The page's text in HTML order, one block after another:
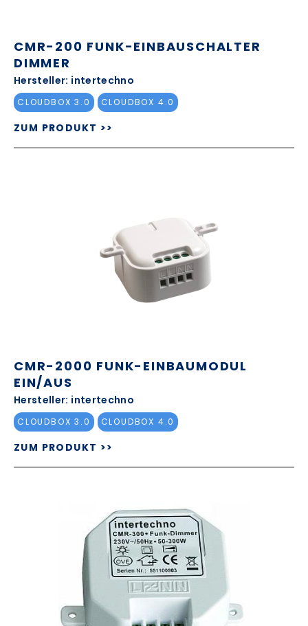
CMR-200 FUNK-EINBAUSCHALTER
DIMMER
Hersteller: intertechno
CLOUDBOX 3.0 CLOUDBOX 4.0
ZUM PRODUKT >>
CMR-2000 FUNK-EINBAUMODUL
EIN/AUS
Hersteller: intertechno
CLOUDBOX 3.0 CLOUDBOX 4.0
ZUM PRODUKT >>